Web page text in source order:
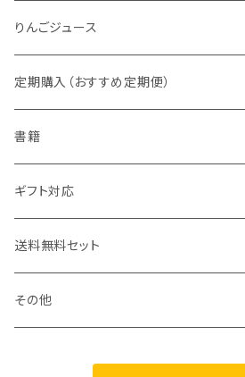
CLASS（組）シリーズ
2022年
2023年
アイスシードル
フレーヴァー「WANKO」
ポム プレミアム
FUJI &
アップルジャック（氷結濃縮林檎酒）
りんごジュース
定期購入（おすすめ定期便）
書籍
ギフト対応
送料無料セット
その他